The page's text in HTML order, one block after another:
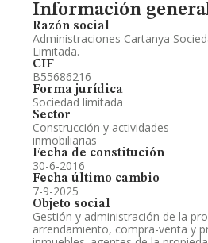
Información
Razón social
Administraciones Cartanya
Limitada.
CIF
B55686216
Forma jurídica
Sociedad limitada
Sector
Construcción y actividades
inmobiliarias
Fecha de constitución
30-6-2016
Fecha último cambio
7-9-2025
Objeto social
Gestión y administración de la
arrendamiento, compra-venta y
Artículos de prensa
Información oficial y registral